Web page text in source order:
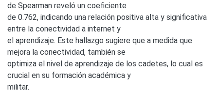
de Spearman reveló un coeficiente
de 0.762, indicando una relación positiva alta y significativa
entre la conectividad a internet y
el aprendizaje. Este hallazgo sugiere que a medida que
mejora la conectividad, también se
optimiza el nivel de aprendizaje de los cadetes, lo cual es
crucial en su formación académica y
militar.